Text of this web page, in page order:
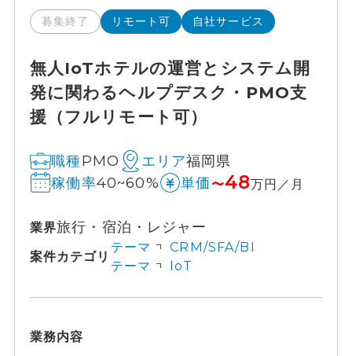
募集終了 リモート可 自社サービス
無人IoTホテルの運営とシステム開
発に関わるヘルプデスク・PMO支
援（フルリモート可）
職種PMO エリア福岡県
稼働率40~60% 単価 〜48万円／月
業界旅行・宿泊・レジャー
案件カテゴリ
テーマ
CRM/SFA/BI
テーマ
IoT
業務内容